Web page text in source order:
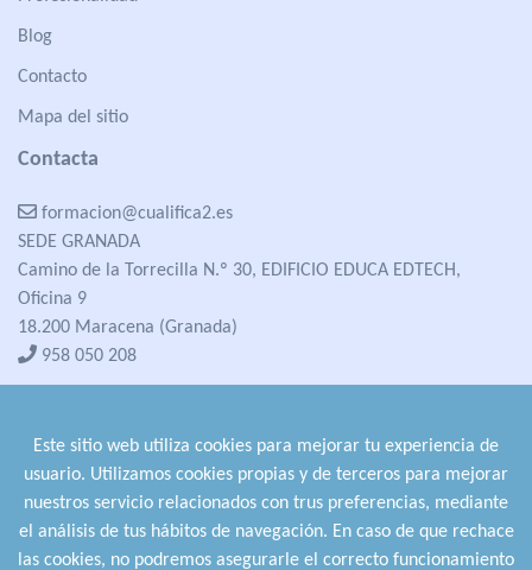
Blog
Contacto
Mapa del sitio
Contacta
formacion@cualifica2.es
SEDE GRANADA
Camino de la Torrecilla N.º 30, EDIFICIO EDUCA EDTECH,
Oficina 9
18.200 Maracena (Granada)
958 050 208
Este sitio web utiliza cookies para mejorar tu experiencia de
usuario. Utilizamos cookies propias y de terceros para mejorar
nuestros servicio relacionados con trus preferencias, mediante
el análisis de tus hábitos de navegación. En caso de que rechace
las cookies, no podremos asegurarle el correcto funcionamiento